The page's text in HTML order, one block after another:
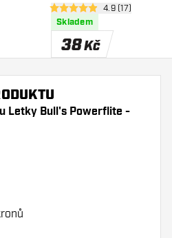
otevřít panel
4.9 hodnoticí hvězdičky
4.9 (17)
Skladem
38Kč
Letky Bull's Powerflite -